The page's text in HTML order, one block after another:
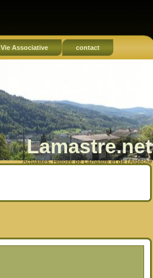
Vie Associative contact
Lamastre.net
Actualités, Histoire de Lamastre et de l'Ardèche